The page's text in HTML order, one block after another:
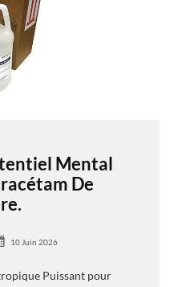
Mental
De
10 Juin 2026
Puissant pour